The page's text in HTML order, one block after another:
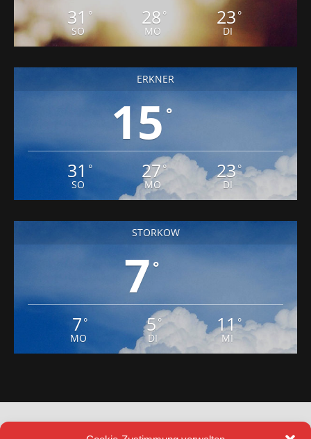
31 °
SO
28 °
MO
23 °
DI
ERKNER
15 °
31 °
SO
27°
MO
23°
DI
STORKOW
7°
7 °
MO
5°
DI
11°
MI